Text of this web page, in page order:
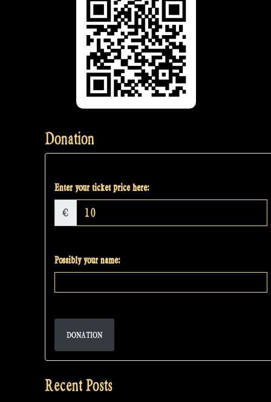
Donation
Enter your ticket price here:
€
Possibly your name:
DONATION
Recent Posts